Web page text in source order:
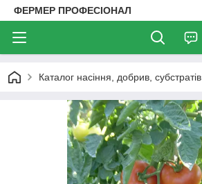
ФЕРМЕР ПРОФЕСІОНАЛ
Каталог насіння, добрив, субстратів